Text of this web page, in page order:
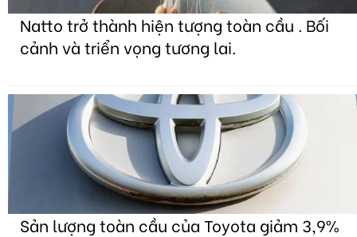
Natto trở thành hiện tượng toàn cầu . Bối
cảnh và triển vọng tương lai.
Sản lượng toàn cầu của Toyota giảm 3,9%